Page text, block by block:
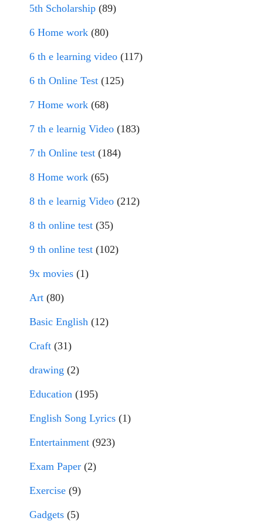
5th Scholarship (89)
6 Home work (80)
6 th e learning video (117)
6 th Online Test (125)
7 Home work (68)
7 th e learnig Video (183)
7 th Online test (184)
8 Home work (65)
8 th e learnig Video (212)
8 th online test (35)
9 th online test (102)
9x movies (1)
Art (80)
Basic English (12)
Craft (31)
drawing (2)
Education (195)
English Song Lyrics (1)
Entertainment (923)
Exam Paper (2)
Exercise (9)
Gadgets (5)